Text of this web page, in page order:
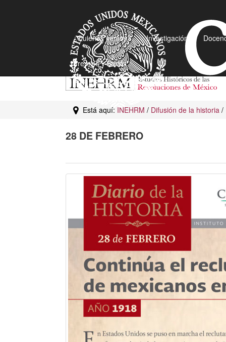
¿Quiénes somos? Investigación
Premios y Becas
Está aquí: INEHRM / Difusión de la historia /
28 DE FEBRERO